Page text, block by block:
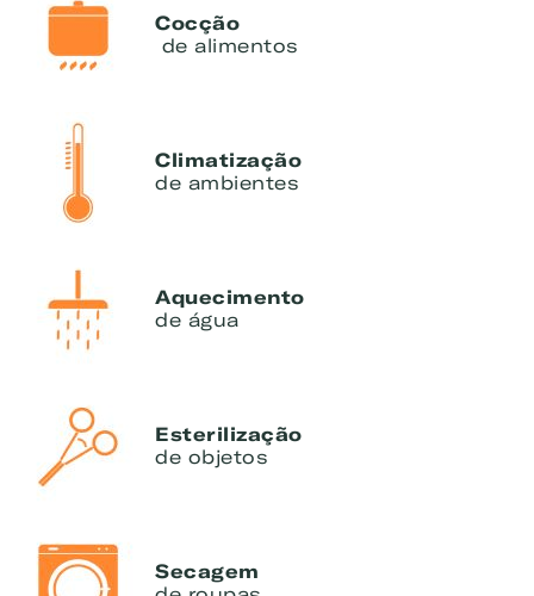
Cocção
de alimentos
Climatização
de ambientes
Aquecimento
de água
Esterilização
de objetos
Secagem